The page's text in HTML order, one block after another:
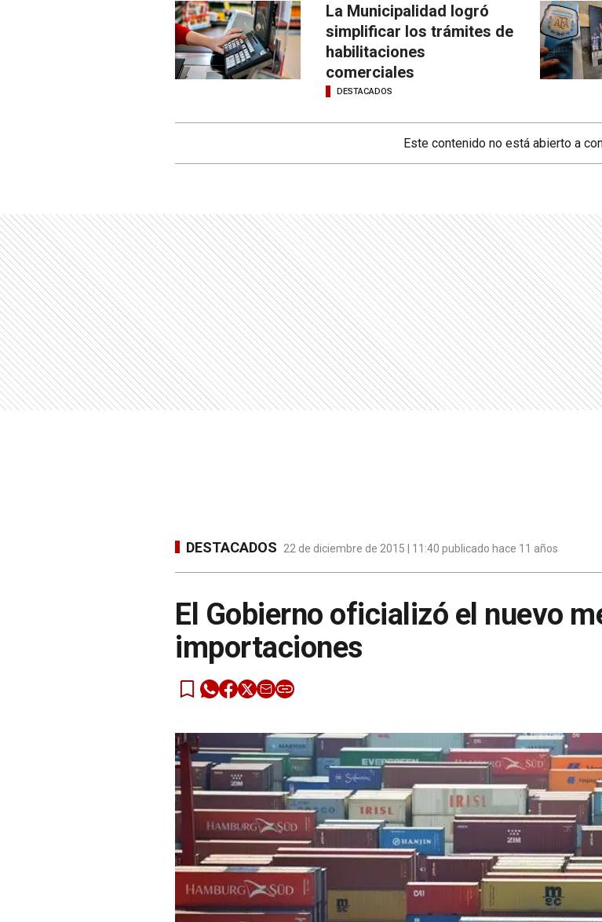
La Municipalidad logró
simplificar los trámites de
habilitaciones
comerciales
DESTACADOS
Este contenido no está abierto a
DESTACADOS 22 de diciembre de 2015 | 11:40 publicado hace 11 años
El Gobierno oficializó el nuevo
importaciones